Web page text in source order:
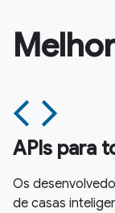
APIs para
Os
de casas